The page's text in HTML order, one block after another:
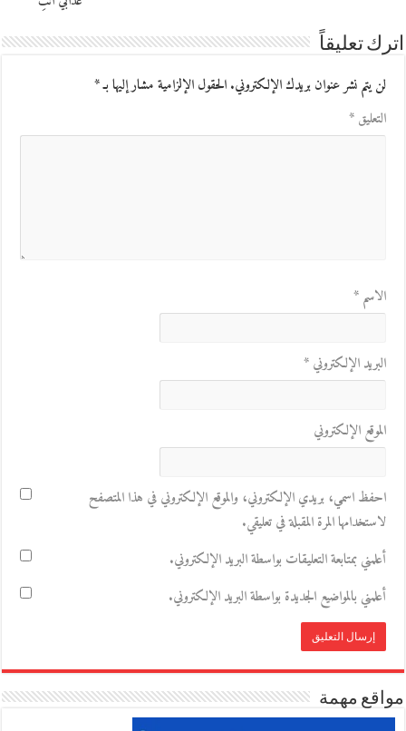
اترك تعليقاً
لن يتم نشر عنوان بريدك الإلكتروني.الحقول الإلزامية مشار إليها بـ*
التعليق*
الاسم*
البريد الإلكتروني*
الموقع الإلكتروني
احفظ اسمي، بريدي الإلكتروني، والموقع الإلكتروني في هذا المتصفح
لاستخدامها المرة المقبلة في تعليقي.
أعلمني بمتابعة التعليقات بواسطة البريد الإلكتروني.
أعلمني بالمواضيع الجديدة بواسطة البريد الإلكتروني.
مواقع مهمة